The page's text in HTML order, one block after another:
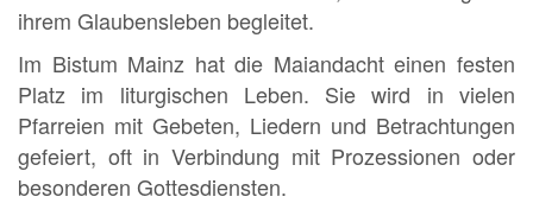
ihrem Glaubensleben begleitet.
Im Bistum Mainz hat die Maiandacht einen festen
Platz im liturgischen Leben. Sie wird in vielen
Pfarreien mit Gebeten, Liedern und Betrachtungen
gefeiert, oft in Verbindung mit Prozessionen oder
besonderen Gottesdiensten.